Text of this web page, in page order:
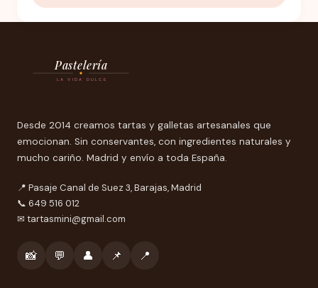
Pastelería
LA VIDA DULCE
Desde 2014 creamos tartas y galletas artesanales que
emocionan. Sin conservantes, con ingredientes naturales y
mucho cariño. Madrid y envío a toda España.
📍 Pasaje Canal de Suez 3, Barajas, Madrid
📞 649 516 012
✉ tartasmini@gmail.com
📸 💬 👤 📌 📍